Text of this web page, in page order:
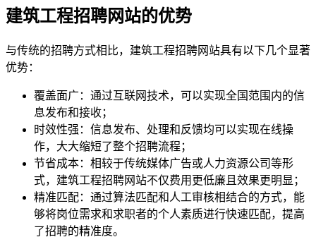
建筑工程招聘网站的优势
与传统的招聘方式相比，建筑工程招聘网站具有以下几个显著
优势：
覆盖面广：通过互联网技术，可以实现全国范围内的信
息发布和接收；
时效性强：信息发布、处理和反馈均可以实现在线操
作，大大缩短了整个招聘流程；
节省成本：相较于传统媒体广告或人力资源公司等形
式，建筑工程招聘网站不仅费用更低廉且效果更明显；
精准匹配：通过算法匹配和人工审核相结合的方式，能
够将岗位需求和求职者的个人素质进行快速匹配，提高
了招聘的精准度。